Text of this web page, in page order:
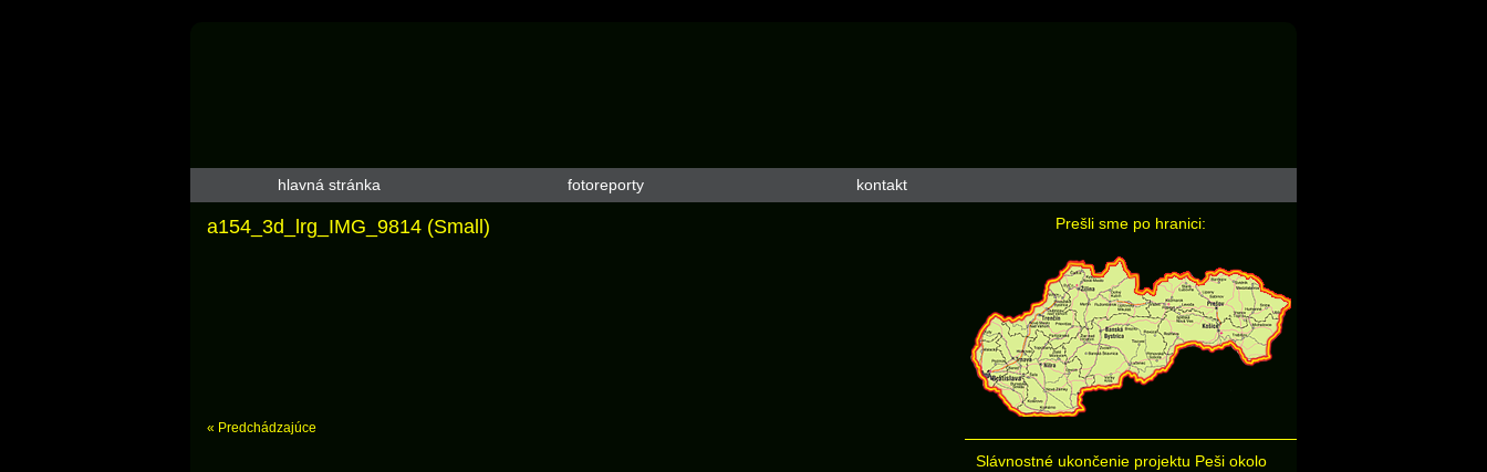
hlavná stránka fotoreporty kontakt
Prešli sme po hranici:
Slávnostné ukončenie projektu Peši okolo
a154_3d_lrg_IMG_9814 (Small)
« Predchádzajúce